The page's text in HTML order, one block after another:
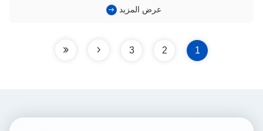
تذوب بالحرارة EVA أحادية المكون.مصممة خصيصًا لربط حافة
عرض المزيد
1
2
3